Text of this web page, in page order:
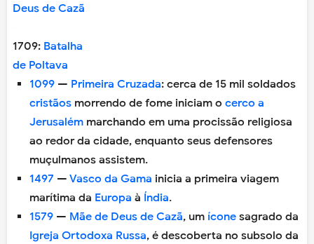
Deus de Cazã
1709: Batalha
de Poltava
1099 — Primeira Cruzada: cerca de 15 mil soldados
cristãos morrendo de fome iniciam o cerco a
Jerusalém marchando em uma procissão religiosa
ao redor da cidade, enquanto seus defensores
muçulmanos assistem.
1497 — Vasco da Gama inicia a primeira viagem
marítima da Europa à Índia.
1579 — Mãe de Deus de Cazã, um ícone sagrado da
Igreja Ortodoxa Russa, é descoberta no subsolo da